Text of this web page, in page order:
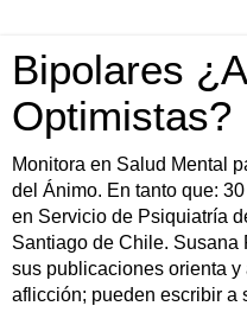
Bipolares
Optimistas?
Monitora en Salud Mental
del Ánimo. En tanto que:
en Servicio de Psiquiatría
Santiago de Chile.
sus publicaciones orienta
aflicción; pueden escribir a